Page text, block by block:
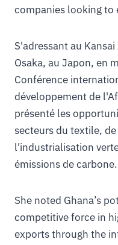
companies looking to
S'adressant au
Osaka, au Japon, en
Conférence
développement de
présenté les
secteurs du textile,
l'industrialisation
émissions de carbone.
She noted Ghana’s
competitive force in
exports through the